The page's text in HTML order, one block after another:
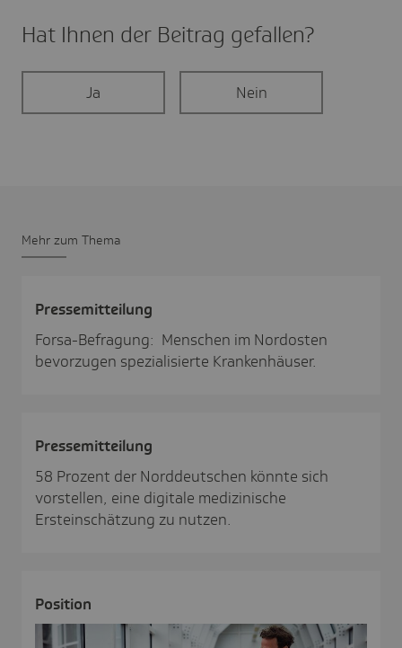
Hat Ihnen der Beitrag gefal­len?
Ja Nein
Mehr zum Thema
Pres­se­mit­tei­lung
Forsa-Befragung: Menschen im Nordosten
bevorzugen spezialisierte Krankenhäuser.
Pres­se­mit­tei­lung
58 Prozent der Norddeutschen könnte sich
vorstellen, eine digitale medizinische
Ersteinschätzung zu nutzen.
Posi­tion